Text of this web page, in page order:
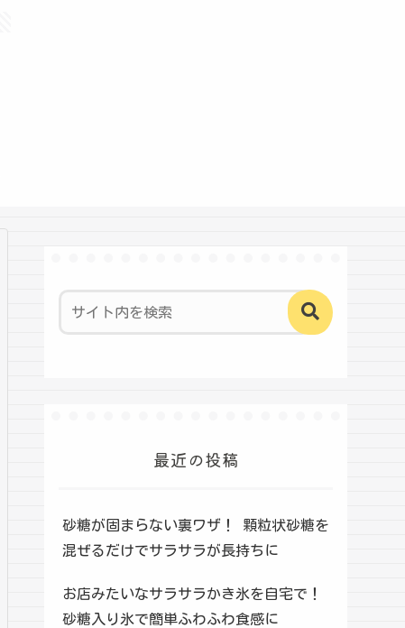
最近の投稿
砂糖が固まらない裏ワザ！ 顆粒状砂糖を
混ぜるだけでサラサラが長持ちに
お店みたいなサラサラかき氷を自宅で！
砂糖入り氷で簡単ふわふわ食感に